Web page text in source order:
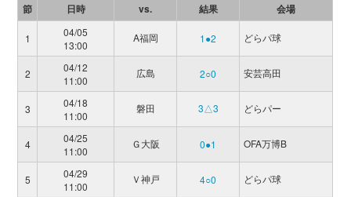
節 日時 vs. 結果 会場
1
04/05
13:00
A福岡 1●2 どらパ球
2
04/12
11:00
広島 2○0 安芸高田
3
04/18
11:00
磐田 3△3 どらパー
4
04/25
11:00
Ｇ大阪 0●1 OFA万博B
5
04/29
11:00
Ｖ神戸 4○0 どらパ球